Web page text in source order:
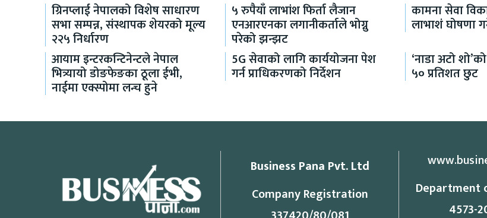
ग्रिनप्लाई नेपालको विशेष साधारण
सभा सम्पन्न, संस्थापक शेयरको मूल्य
२२५ निर्धारण
५ रुपैयाँ लाभांश फिर्ता लैजान
एनआरएनका लगानीकर्ताले भोग्नु
परेको झन्झट
कामना सेवा
लाभाशं घोषणा
आयाम इन्टरकन्टिनेन्टले नेपाल
भित्र्यायो डोङफेङका ठूला ईभी,
नाईमा एक्स्पोमा लन्च हुने
5G सेवाको लागि कार्ययोजना पेश
गर्न प्राधिकरणको निर्देशन
‘नाडा अटो
५० प्रतिशत छुट
Business Pana Pvt. Ltd
Company Registration
Department
4573-